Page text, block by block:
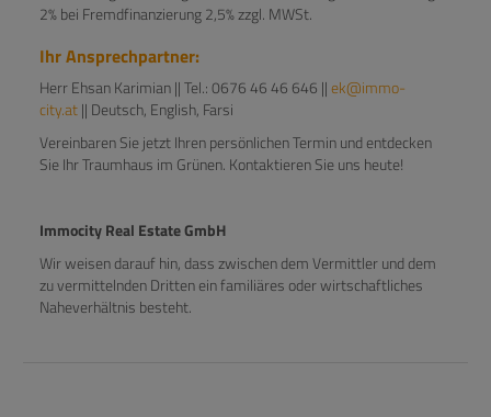
2% bei Fremdfinanzierung 2,5% zzgl. MWSt.
Ihr Ansprechpartner:
Herr Ehsan Karimian || Tel.: 0676 46 46 646 ||ek@immo-
city.at|| Deutsch, English, Farsi
Vereinbaren Sie jetzt Ihren persönlichen Termin und entdecken
Sie Ihr Traumhaus im Grünen. Kontaktieren Sie uns heute!
Immocity Real Estate GmbH
Wir weisen darauf hin, dass zwischen dem Vermittler und dem
zu vermittelnden Dritten ein familiäres oder wirtschaftliches
Naheverhältnis besteht.